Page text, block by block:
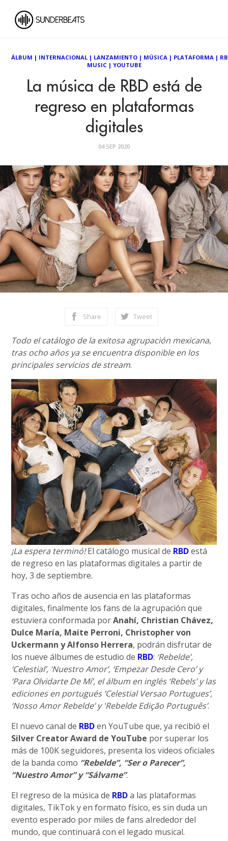
ÁLBUM | INTERNACIONAL | LANZAMIENTO | MÚSICA | PLATAFORMA |
MUSIC| YOUTUBE
La música de RBD está de
regreso en plataformas
digitales
04 SEP 2020
Share Tweet
Todo el catálogo de la exitosa agrupación mexicana,
tras ocho años ya se encuentra disponible en los
principales servicios de stream.
¡La espera terminó!El catálogo musical de RBDestá
de regreso en las plataformas digitales a partir de
hoy, 3 de septiembre.
Tras ocho años de ausencia en las plataformas
digitales, finalmente los fans de la agrupación que
estuviera conformada porAnahí, Christian Chávez,
Dulce María, Maite Perroni, Christopher von
Uckermann y Alfonso Herrera, podrán disfrutar de
los nueve álbumes de estudio de RBD: ‘Rebelde’,
‘Celestial’, ‘Nuestro Amor’, ‘Empezar Desde Cero’ y
‘Para Olvidarte De Mí’, el álbum en inglés ‘Rebels’ y las
ediciones en portugués ‘Celestial Versao Portugues’,
‘Nosso Amor Rebelde’ y 'Rebelde Edição Português’.
El nuevo canal de RBDen YouTube que, ya recibió el
Silver Creator Award de YouTube por superar los
más de 100K seguidores, presenta los videos oficiales
de la banda como “Rebelde”, “Ser o Parecer”,
“Nuestro Amor” y “Sálvame”.
El regreso de la música de RBDa las plataformas
digitales, TikTok y en formato físico, es sin duda un
evento esperado por miles de fans alrededor del
mundo, que continuará con el legado musical.